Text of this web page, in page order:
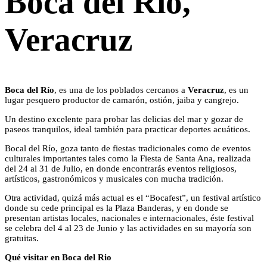
Veracruz
Boca del Río, es una de los poblados cercanos a Veracruz, es un
lugar pesquero productor de camarón, ostión, jaiba y cangrejo.
Un destino excelente para probar las delicias del mar y gozar de
paseos tranquilos, ideal también para practicar deportes acuáticos.
Bocal del Río, goza tanto de fiestas tradicionales como de eventos
culturales importantes tales como la Fiesta de Santa Ana, realizada
del 24 al 31 de Julio, en donde encontrarás eventos religiosos,
artísticos, gastronómicos y musicales con mucha tradición.
Otra actividad, quizá más actual es el “Bocafest”, un festival artístico
donde su cede principal es la Plaza Banderas, y en donde se
presentan artistas locales, nacionales e internacionales, éste festival
se celebra del 4 al 23 de Junio y las actividades en su mayoría son
gratuitas.
Qué visitar en Boca del Rio